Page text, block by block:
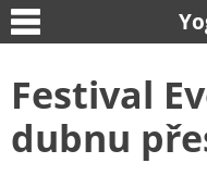
Festival
dubnu